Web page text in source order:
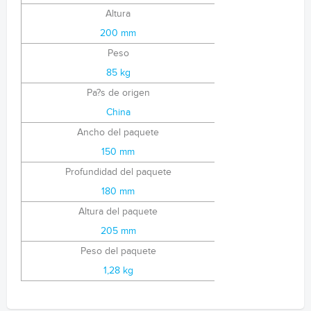
Altura
200 mm
Peso
85 kg
Pa?s de origen
China
Ancho del paquete
150 mm
Profundidad del paquete
180 mm
Altura del paquete
205 mm
Peso del paquete
1,28 kg